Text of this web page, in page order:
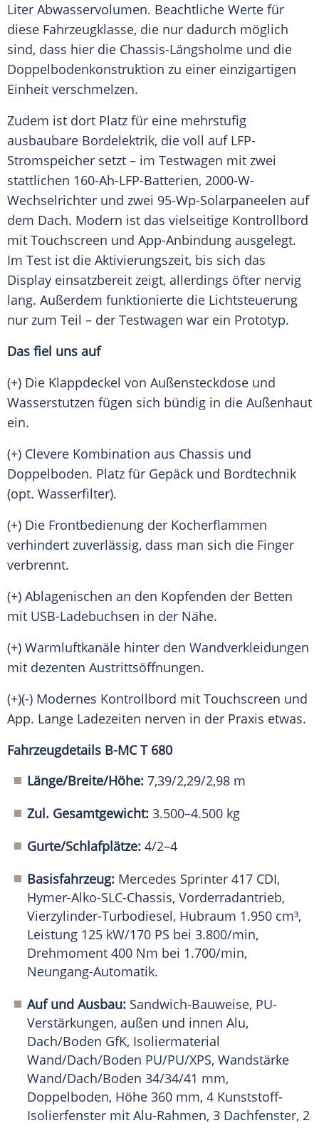
Liter Abwasservolumen. Beachtliche Werte für
diese Fahrzeugklasse, die nur dadurch möglich
sind, dass hier die Chassis-Längsholme und die
Doppelbodenkonstruktion zu einer einzigartigen
Einheit verschmelzen.
Zudem ist dort Platz für eine mehrstufig
ausbaubare Bordelektrik, die voll auf LFP-
Stromspeicher setzt – im Testwagen mit zwei
stattlichen 160-Ah-LFP-Batterien, 2000-W-
Wechselrichter und zwei 95-Wp-Solarpaneelen auf
dem Dach. Modern ist das vielseitige Kontrollbord
mit Touchscreen und App-Anbindung ausgelegt.
Im Test ist die Aktivierungszeit, bis sich das
Display einsatzbereit zeigt, allerdings öfter nervig
lang. Außerdem funktionierte die Lichtsteuerung
nur zum Teil – der Testwagen war ein Prototyp.
Das fiel uns auf
(+) Die Klappdeckel von Außensteckdose und
Wasserstutzen fügen sich bündig in die Außenhaut
ein.
(+) Clevere Kombination aus Chassis und
Doppelboden. Platz für Gepäck und Bordtechnik
(opt. Wasserfilter).
(+) Die Frontbedienung der Kocherflammen
verhindert zuverlässig, dass man sich die Finger
verbrennt.
(+) Ablagenischen an den Kopfenden der Betten
mit USB-Ladebuchsen in der Nähe.
(+) Warmluftkanäle hinter den Wandverkleidungen
mit dezenten Austrittsöffnungen.
(+)(-) Modernes Kontrollbord mit Touchscreen und
App. Lange Ladezeiten nerven in der Praxis etwas.
Fahrzeugdetails B-MC T 680
Länge/Breite/Höhe: 7,39/2,29/2,98 m
Zul. Gesamtgewicht: 3.500–4.500 kg
Gurte/Schlafplätze: 4/2–4
Basisfahrzeug: Mercedes Sprinter 417 CDI,
Hymer-Alko-SLC-Chassis, Vorderradantrieb,
Vierzylinder-Turbodiesel, Hubraum 1.950 cm³,
Leistung 125 kW/170 PS bei 3.800/min,
Drehmoment 400 Nm bei 1.700/min,
Neungang-Automatik.
Auf und Ausbau: Sandwich-Bauweise, PU-
Verstärkungen, außen und innen Alu,
Dach/Boden GfK, Isoliermaterial
Wand/Dach/Boden PU/PU/XPS, Wandstärke
Wand/Dach/Boden 34/34/41 mm,
Doppelboden, Höhe 360 mm, 4 Kunststoff-
Isolierfenster mit Alu-Rahmen, 3 Dachfenster, 2